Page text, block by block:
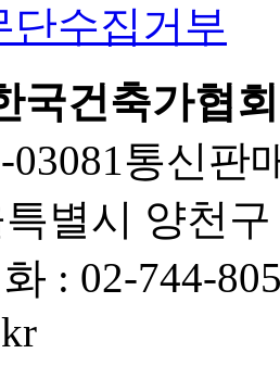
단수집거부
국건축가협회
통신판
특별시 양천
: 02-744-